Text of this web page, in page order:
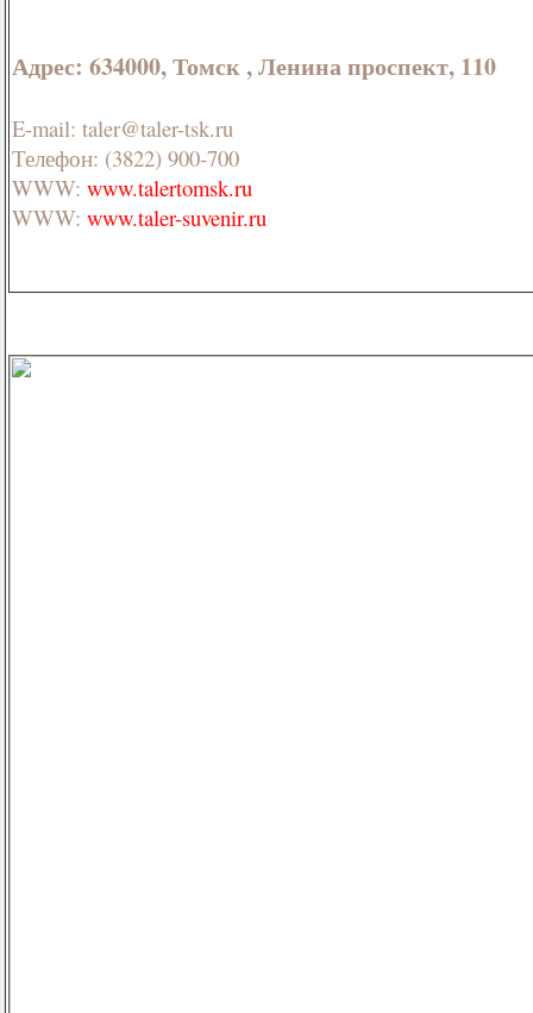
Адрес: 634000, Томск , Ленина проспект, 110
E-mail: taler@taler-tsk.ru
Телефон: (3822) 900-700
WWW: www.talertomsk.ru
WWW: www.taler-suvenir.ru